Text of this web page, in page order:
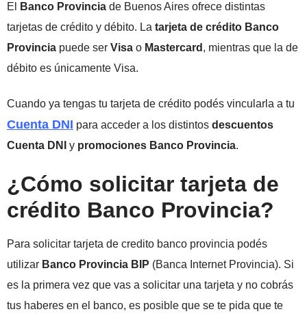
El Banco Provincia de Buenos Aires ofrece distintas
tarjetas de crédito y débito. La tarjeta de crédito Banco
Provincia puede ser Visa o Mastercard , mientras que la de
débito es únicamente Visa.
Cuando ya tengas tu tarjeta de crédito podés vincularla a tu
Cuenta DNI para acceder a los distintos descuentos
Cuenta DNI y promociones Banco Provincia.
¿Cómo solicitar tarjeta de
crédito Banco Provincia?
Para solicitar tarjeta de credito banco provincia podés
utilizar Banco Provincia BIP (Banca Internet Provincia). Si
es la primera vez que vas a solicitar una tarjeta y no cobrás
tus haberes en el banco, es posible que se te pida que te